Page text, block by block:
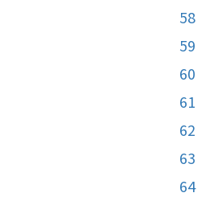
58
59
60
61
62
63
64